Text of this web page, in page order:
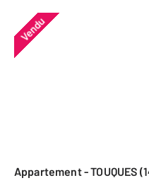
Vendu
Appartement - TOUQUES